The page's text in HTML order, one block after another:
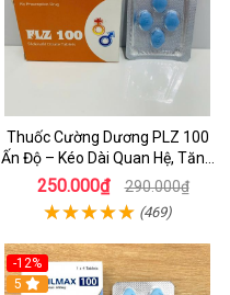
Thuốc Cường Dương PLZ 100
Ấn Độ – Kéo Dài Quan Hệ, Tăng
Cương Cứng Hiệu Quả Cho Nam
250.000₫ 290.000₫
(469)
-12%
5